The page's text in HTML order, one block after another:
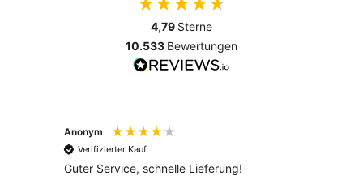
4,79 Sterne
10.533 Bewertungen
Anonym
Verifizierter Kauf
Guter Service, schnelle Lieferung!